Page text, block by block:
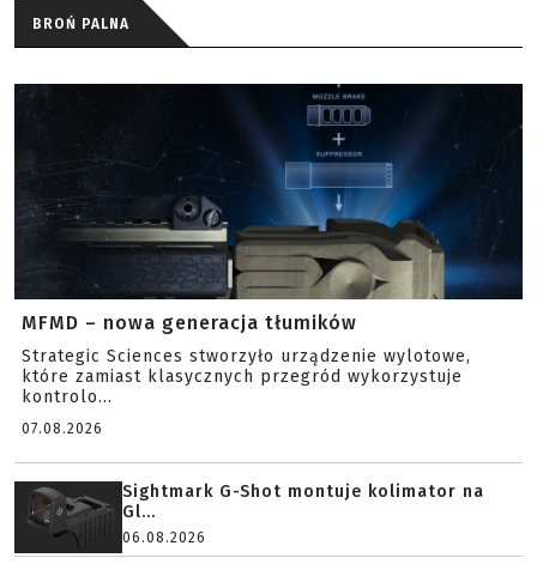
BROŃ PALNA
MFMD – nowa generacja tłumików
Strategic Sciences stworzyło urządzenie wylotowe,
które zamiast klasycznych przegród wykorzystuje
kontrolo...
07.08.2026
Sightmark G-Shot montuje kolimator na
Gl...
06.08.2026